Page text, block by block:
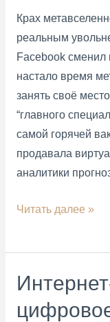
ИИ-
спама
Крах
реальным
Facebook сменил
настало время
занять своё
“главного
самой горячей
продавала
аналитики
Капец
Цукермана
Читать далее »